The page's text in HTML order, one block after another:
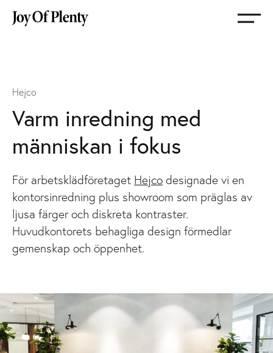
Gå
till
Hejco
Varm inredning med
människan i fokus
För arbetsklädföretaget Hejco designade vi en
kontorsinredning plus showroom som präglas av
ljusa färger och diskreta kontraster.
Huvudkontorets behagliga design förmedlar
gemenskap och öppenhet.